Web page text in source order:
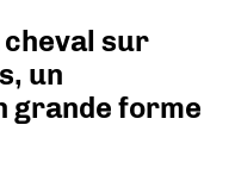
sur
un
grande forme